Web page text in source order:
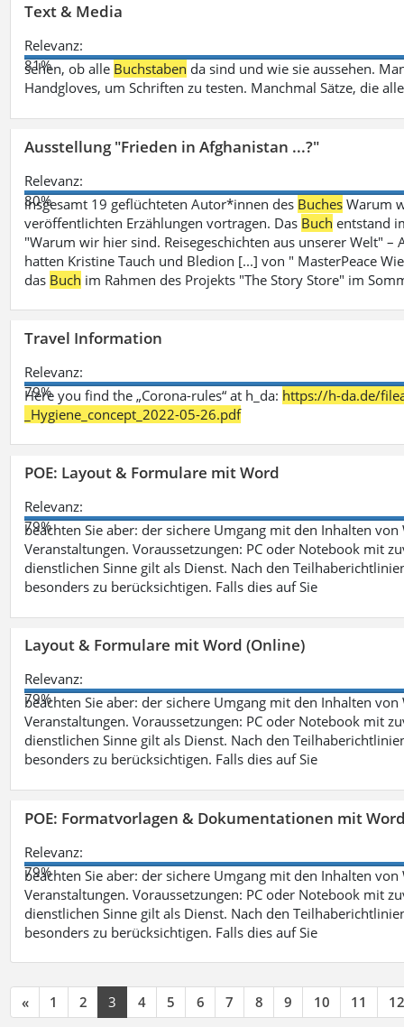
Text & Media
Relevanz:
81%
sehen, ob alle Buchstaben da sind und wie sie aussehen.
Handgloves, um Schriften zu testen. Manchmal Sätze, die
Ausstellung "Frieden in Afghanistan ...?"
Relevanz:
80%
insgesamt 19 geflüchteten Autor*innen des Buches Warum
veröffentlichten Erzählungen vortragen. Das Buch entstand
"Warum wir hier sind. Reisegeschichten aus unserer Welt"
hatten Kristine Tauch und Bledion [...] von " MasterPeace
das Buch im Rahmen des Projekts "The Story Store" im
Travel Information
Relevanz:
79%
Here you find the „Corona-rules“ at h_da: https://h-da.de/
_Hygiene_concept_2022-05-26.pdf
POE: Layout & Formulare mit Word
Relevanz:
79%
beachten Sie aber: der sichere Umgang mit den Inhalten
Veranstaltungen. Voraussetzungen: PC oder Notebook mit
dienstlichen Sinne gilt als Dienst. Nach den
besonders zu berücksichtigen. Falls dies auf Sie
Layout & Formulare mit Word (Online)
Relevanz:
79%
beachten Sie aber: der sichere Umgang mit den Inhalten
Veranstaltungen. Voraussetzungen: PC oder Notebook mit
dienstlichen Sinne gilt als Dienst. Nach den
besonders zu berücksichtigen. Falls dies auf Sie
POE: Formatvorlagen & Dokumentationen mit
Relevanz:
79%
beachten Sie aber: der sichere Umgang mit den Inhalten
Veranstaltungen. Voraussetzungen: PC oder Notebook mit
dienstlichen Sinne gilt als Dienst. Nach den
besonders zu berücksichtigen. Falls dies auf Sie
« 1 2 3 4 5 6 7 8 9 10 11 12